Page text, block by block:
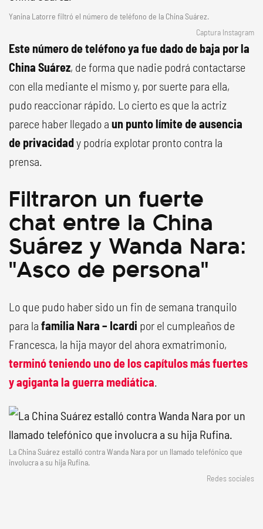
Yanina Latorre filtró el número de teléfono de la China Suárez.
Captura Instagram
Este número de teléfono ya fue dado de baja por la
China Suárez, de forma que nadie podrá contactarse
con ella mediante el mismo y, por suerte para ella,
pudo reaccionar rápido. Lo cierto es que la actriz
parece haber llegado a un punto límite de ausencia
de privacidady podría explotar pronto contra la
prensa.
Filtraron un fuerte
chat entre la China
Suárez y Wanda Nara:
"Asco de persona"
Lo que pudo haber sido un fin de semana tranquilo
para la familia Nara – Icardi por el cumpleaños de
Francesca, la hija mayor del ahora exmatrimonio,
terminó teniendo uno de los capítulos más fuertes
y agiganta la guerra mediática.
La China Suárez estalló contra Wanda Nara por un llamado telefónico que
involucra a su hija Rufina.
Redes sociales